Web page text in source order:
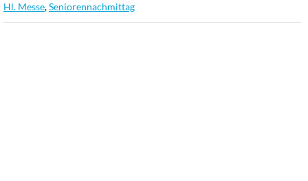
Hl. Messe,Seniorennachmittag